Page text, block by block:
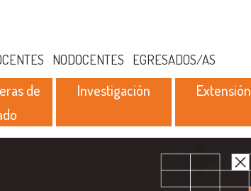
NODOCENTES EGRESADOS/AS
de
Investigación Extensión